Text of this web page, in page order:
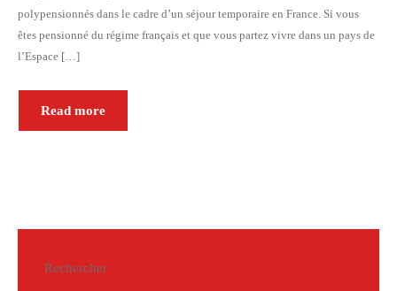
polypensionnés dans le cadre d’un séjour temporaire en France. Si vous
êtes pensionné du régime français et que vous partez vivre dans un pays de
l’Espace […]
Read more
Rechercher